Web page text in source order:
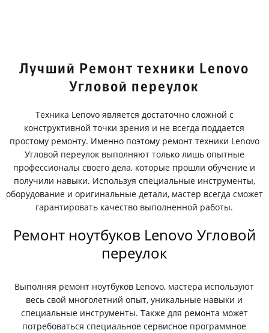
Лучший Ремонт техники Lenovo
Угловой переулок
Техника Lenovo является достаточно сложной с
конструктивной точки зрения и не всегда поддается
простому ремонту. Именно поэтому ремонт техники Lenovo
Угловой переулок выполняют только лишь опытные
профессионалы своего дела, которые прошли обучение и
получили навыки. Используя специальные инструменты,
оборудование и оригинальные детали, мастер всегда сможет
гарантировать качество выполненной работы.
Ремонт ноутбуков Lenovo Угловой
переулок
Выполняя ремонт ноутбуков Lenovo, мастера используют
весь свой многолетний опыт, уникальные навыки и
специальные инструменты. Также для ремонта может
потребоваться специальное сервисное программное